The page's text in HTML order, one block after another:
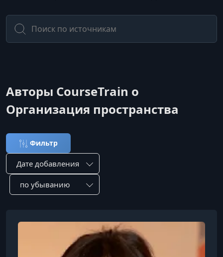
Авторы CourseTrain о
Организация пространства
Фильтр
Сортировка по:
Сотировать по: